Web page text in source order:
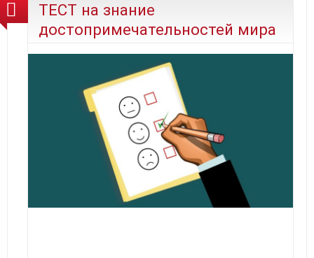
ТЕСТ на знание
достопримечательностей мира